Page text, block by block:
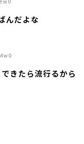
んだよな
きたら流行るから